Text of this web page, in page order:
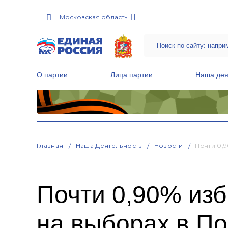
Московская область
О партии Лица партии Наша
Главная Наша Деятельность Новости Почти
Почти 0,90%